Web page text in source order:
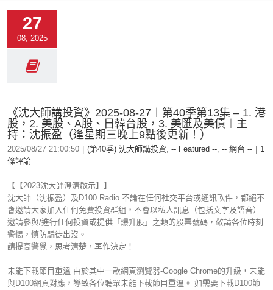
27
08, 2025
《沈大師講投資》2025-08-27︱第40季第13集 – 1. 港
股，2. 美股、A股、日韓台股，3. 美匯及美債︱主
持：沈振盈（逢星期三晚上9點後更新！）
2025/08/27 21:00:50 (第40季) 沈大師講投資, -- Featured --, -- 網台 --
1
條評論
【【2023沈大師澄清啟示】】
沈大師（沈振盈）及D100 Radio 不論在任何社交平台或通訊軟件，都絕不
會邀請大家加入任何免費投資群組，不會以私人訊息（包括文字及語音）
邀請參與/進行任何投資或提供「爆升股」之類的股票號碼，敬請各位時刻
警惕，慎防騙徒出沒。
請提高警覺，思考清楚，再作決定！
未能下載節目重溫 由於其中一款網頁瀏覽器-Google Chrome的升級，未能
與D100網頁對應，導致各位聽眾未能下載節目重溫。 如需要下載D100節